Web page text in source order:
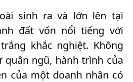
sinh ra và lớn lên tại
đất vốn nổi tiếng với
khắc nghiệt. Không
ngũ, hành trình của
của một doanh nhân có